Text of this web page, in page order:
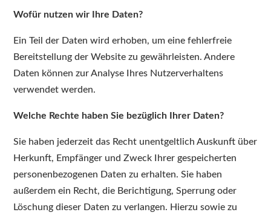
Wofür nutzen wir Ihre Daten?
Ein Teil der Daten wird erhoben, um eine fehlerfreie
Bereitstellung der Website zu gewährleisten. Andere
Daten können zur Analyse Ihres Nutzerverhaltens
verwendet werden.
Welche Rechte haben Sie bezüglich Ihrer Daten?
Sie haben jederzeit das Recht unentgeltlich Auskunft über
Herkunft, Empfänger und Zweck Ihrer gespeicherten
personenbezogenen Daten zu erhalten. Sie haben
außerdem ein Recht, die Berichtigung, Sperrung oder
Löschung dieser Daten zu verlangen. Hierzu sowie zu